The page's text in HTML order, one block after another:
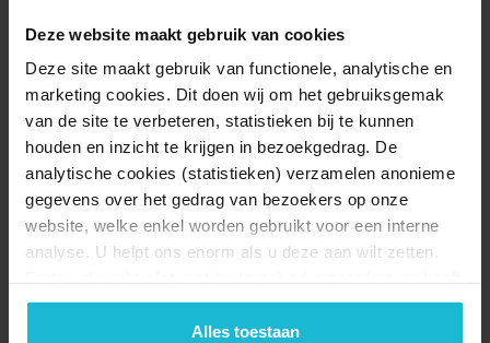
Deze website maakt gebruik van cookies
Deze site maakt gebruik van functionele, analytische en
marketing cookies. Dit doen wij om het gebruiksgemak
van de site te verbeteren, statistieken bij te kunnen
houden en inzicht te krijgen in bezoekgedrag. De
analytische cookies (statistieken) verzamelen anonieme
gegevens over het gedrag van bezoekers op onze
website, welke enkel worden gebruikt voor een interne
analyse. U helpt ons enorm als u deze aan wilt zetten.
geen commerciële doelstelling. U kunt deze cookies via
de knoppen accepteren, beheren of weigeren.
Alles toestaan